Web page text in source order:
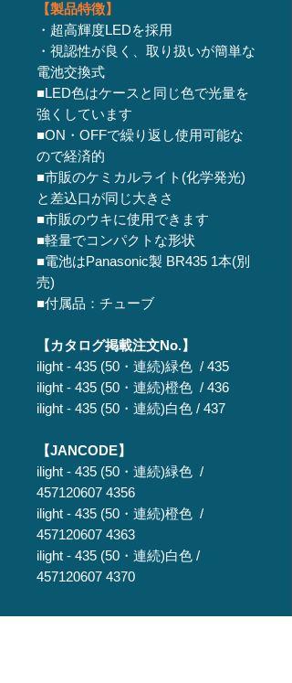
【製品特徴】
・超高輝度LEDを採用
・視認性が良く、取り扱いが簡単な
電池交換式
■LED色はケースと同じ色で光量を
強くしています
■ON・OFFで繰り返し使用可能な
ので経済的
■市販のケミカルライト(化学発光)
と差込口が同じ大きさ
■市販のウキに使用できます
■軽量でコンパクトな形状
■電池はPanasonic製 BR435 1本(別
売)
■付属品：チューブ
【カタログ掲載注文No.】
ilight - 435 (50・連続)緑色 / 435
ilight - 435 (50・連続)橙色 / 436
ilight - 435 (50・連続)白色 / 437
【JANCODE】
ilight - 435 (50・連続)緑色 /
457120607 4356
ilight - 435 (50・連続)橙色 /
457120607 4363
ilight - 435 (50・連続)白色 /
457120607 4370